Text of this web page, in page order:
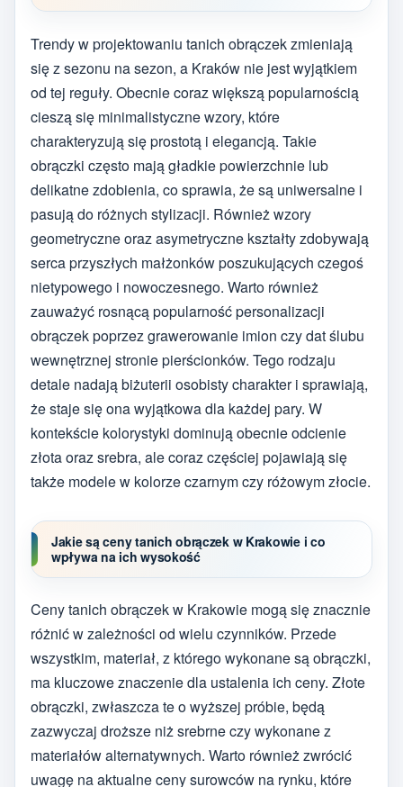
Trendy w projektowaniu tanich obrączek zmieniają
się z sezonu na sezon, a Kraków nie jest wyjątkiem
od tej reguły. Obecnie coraz większą popularnością
cieszą się minimalistyczne wzory, które
charakteryzują się prostotą i elegancją. Takie
obrączki często mają gładkie powierzchnie lub
delikatne zdobienia, co sprawia, że są uniwersalne i
pasują do różnych stylizacji. Również wzory
geometryczne oraz asymetryczne kształty zdobywają
serca przyszłych małżonków poszukujących czegoś
nietypowego i nowoczesnego. Warto również
zauważyć rosnącą popularność personalizacji
obrączek poprzez grawerowanie imion czy dat ślubu
wewnętrznej stronie pierścionków. Tego rodzaju
detale nadają biżuterii osobisty charakter i sprawiają,
że staje się ona wyjątkowa dla każdej pary. W
kontekście kolorystyki dominują obecnie odcienie
złota oraz srebra, ale coraz częściej pojawiają się
także modele w kolorze czarnym czy różowym złocie.
Jakie są ceny tanich obrączek w Krakowie i co
wpływa na ich wysokość
Ceny tanich obrączek w Krakowie mogą się znacznie
różnić w zależności od wielu czynników. Przede
wszystkim, materiał, z którego wykonane są obrączki,
ma kluczowe znaczenie dla ustalenia ich ceny. Złote
obrączki, zwłaszcza te o wyższej próbie, będą
zazwyczaj droższe niż srebrne czy wykonane z
materiałów alternatywnych. Warto również zwrócić
uwagę na aktualne ceny surowców na rynku, które